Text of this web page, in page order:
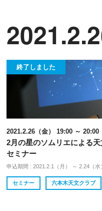
終了しました
2021.2.26（金） 19:00 ～ 20:00
2月の星のソムリエによる
セミナー
申込期間 : 2021.2.1（月） ～ 2.24（水
セミナー 六本木天文クラブ